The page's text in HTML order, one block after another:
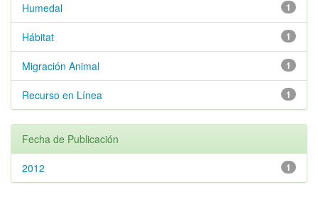
1
Humedal
1
Hábitat
1
Migración Animal
1
Recurso en Línea
Fecha de Publicación
1
2012